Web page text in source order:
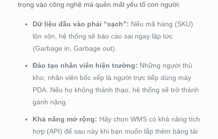
trọng vào công nghệ mà quên mất yếu tố con người:
Dữ liệu đầu vào phải “sạch”: Nếu mã hàng (SKU)
lộn xộn, hệ thống sẽ báo cáo sai ngay lập tức
(Garbage in, Garbage out).
Đào tạo nhân viên hiện trường: Những người thủ
kho, nhân viên bốc xếp là người trực tiếp dùng máy
PDA. Nếu họ không thành thạo, hệ thống sẽ trở thành
gánh nặng.
Khả năng mở rộng: Hãy chọn WMS có khả năng tích
hợp (API) để sau này khi bạn muốn lắp thêm băng tải